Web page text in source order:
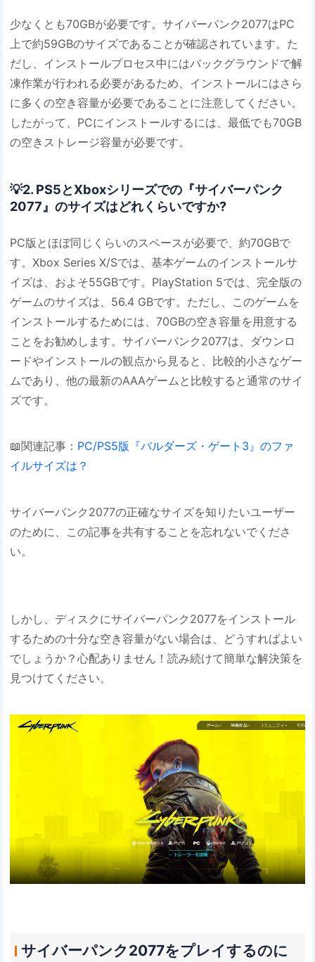
少なくとも70GBが必要です。サイバーパンク2077はPC
上で約59GBのサイズであることが確認されています。た
だし、インストールプロセス中にはバックグラウンドで解
凍作業が行われる必要があるため、インストールにはさら
に多くの空き容量が必要であることに注意してください。
したがって、PCにインストールするには、最低でも70GB
の空きストレージ容量が必要です。
💡2. PS5とXboxシリーズでの『サイバーパンク
2077』のサイズはどれくらいですか?
PC版とほぼ同じくらいのスペースが必要で、約70GBで
す。Xbox Series X/Sでは、基本ゲームのインストールサ
イズは、およそ55GBです。PlayStation 5では、完全版の
ゲームのサイズは、56.4 GBです。ただし、このゲームを
インストールするためには、70GBの空き容量を用意する
ことをお勧めします。サイバーパンク2077は、ダウンロ
ードやインストールの観点から見ると、比較的小さなゲー
ムであり、他の最新のAAAゲームと比較すると通常のサイ
ズです。
📖関連記事： PC/PS5版『バルダーズ・ゲート3』のファ
イルサイズは？
サイバーパンク2077の正確なサイズを知りたいユーザー
のために、この記事を共有することを忘れないでくださ
い。
しかし、ディスクにサイバーパンク2077をインストール
するための十分な空き容量がない場合は、どうすればよい
でしょうか？心配ありません！読み続けて簡単な解決策を
見つけてください。
サイバーパンク2077をプレイするのに